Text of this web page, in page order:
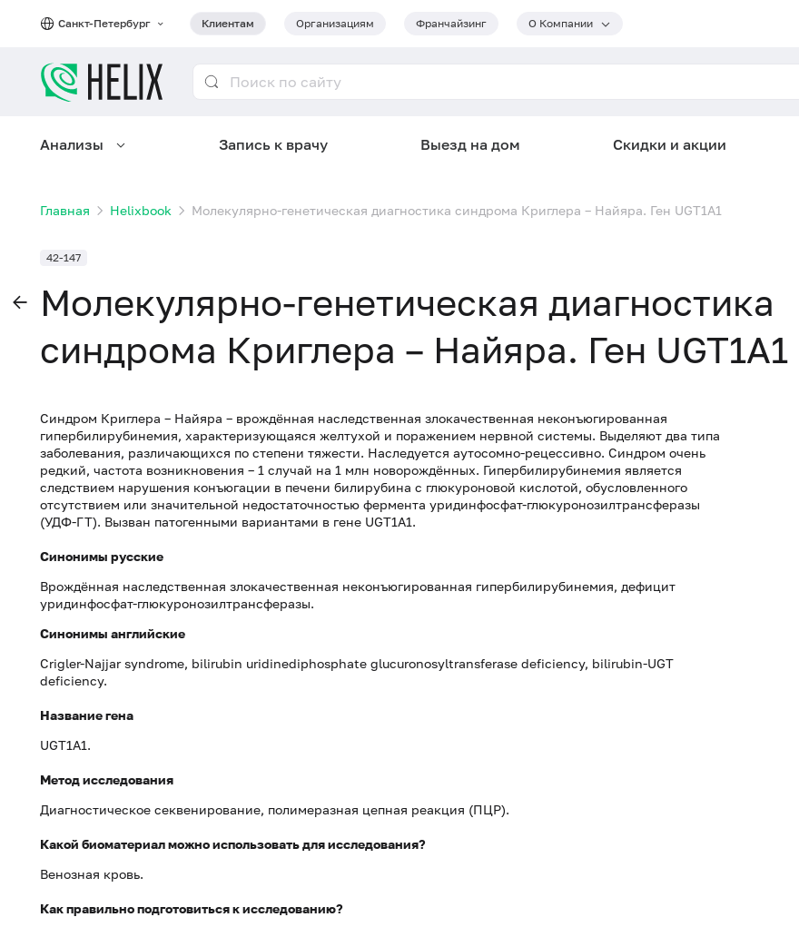
Санкт-Петербург Клиентам Организациям Франчайзинг О Компании
Анализы Запись к врачу Выезд на дом Скидки и акции
Главная Helixbook Молекулярно-генетическая диагностика синдрома Криглера – Найяра. Ген UGT1A1
42-147
Молекулярно-генетическая диагностика
синдрома Криглера – Найяра. Ген UGT1A1
Синдром Криглера – Найяра – врождённая наследственная злокачественная неконъюгированная
гипербилирубинемия, характеризующаяся желтухой и поражением нервной системы. Выделяют два типа
заболевания, различающихся по степени тяжести. Наследуется аутосомно-рецессивно. Синдром очень
редкий, частота возникновения – 1 случай на 1 млн новорождённых. Гипербилирубинемия является
следствием нарушения конъюгации в печени билирубина с глюкуроновой кислотой, обусловленного
отсутствием или значительной недостаточностью фермента уридинфосфат-глюкуронозилтрансферазы
(УДФ-ГТ). Вызван патогенными вариантами в гене UGT1A1.
Синонимы русские
Врождённая наследственная злокачественная неконъюгированная гипербилирубинемия, дефицит
уридинфосфат-глюкуронозилтрансферазы.
Синонимы английские
Crigler-Najjar syndrome, bilirubin uridinediphosphate glucuronosyltransferase deficiency, bilirubin-UGT
deficiency.
Название гена
UGT1A1.
Метод исследования
Диагностическое секвенирование, полимеразная цепная реакция (ПЦР).
Какой биоматериал можно использовать для исследования?
Венозная кровь.
Как правильно подготовиться к исследованию?